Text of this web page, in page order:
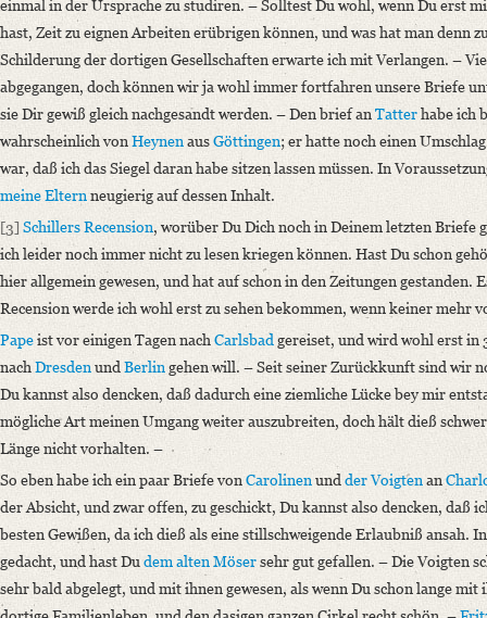
Liebster Wilhelm
Heute nur ein paar Zeilen – und [...]“
Language
German
Bamberg, Claudia
Varwig, Olivia
einmal in der Ursprache zu studiren. – Solltest Du wohl, wenn Du erst
hast, Zeit zu eignen Arbeiten erübrigen können, und was hat man denn
Schilderung der dortigen Gesellschaften erwarte ich mit Verlangen. –
abgegangen, doch können wir ja wohl immer fortfahren unsere Briefe
sie Dir gewiß gleich nachgesandt werden. – Den brief an Tatterhabe ich
wahrscheinlich vonHeynenausGöttingen; er hatte noch einen
war, daß ich das Siegel daran habe sitzen lassen müssen. In
meine Elternneugierig auf dessen Inhalt.
[3] SchillersRecension, worüber Du Dich noch in Deinem letzten Briefe
ich leider noch immer nicht zu lesen kriegen können. Hast Du schon
hier allgemein gewesen, und hat auf schon in den Zeitungen gestanden.
Recension werde ich wohl erst zu sehen bekommen, wenn keiner mehr
Papeist vor einigen Tagen nach Carlsbad gereiset, und wird wohl erst in
nach Dresdenund Berlingehen will. – Seit seiner Zurückkunft sind wir
Du kannst also dencken, daß dadurch eine ziemliche Lücke bey mir
mögliche Art meinen Umgang weiter auszubreiten, doch hält dieß
Länge nicht vorhalten. –
So eben habe ich ein paar Briefe vonCarolinenundder Voigtenan
der Absicht, und zwar offen, zu geschickt, Du kannst also dencken, daß
besten Gewißen, da ich dieß als eine stillschweigende Erlaubniß ansah.
gedacht, und hast Dudem alten Mösersehr gut gefallen. – Die Voigten
sehr bald abgelegt, und mit ihnen gewesen, als wenn Du schon lange